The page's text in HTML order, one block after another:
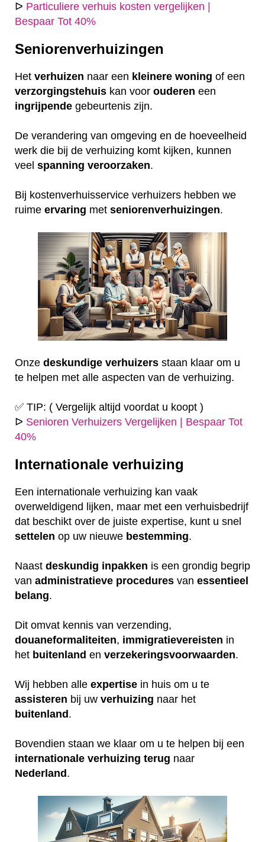
ᐅ Particuliere verhuis kosten vergelijken |
Bespaar Tot 40%
Seniorenverhuizingen
Het verhuizen naar een kleinere woning of een
verzorgingstehuis kan voor ouderen een
ingrijpende gebeurtenis zijn.
De verandering van omgeving en de hoeveelheid
werk die bij de verhuizing komt kijken, kunnen
veel spanning veroorzaken.
Bij kostenverhuisservice verhuizers hebben we
ruime ervaring met seniorenverhuizingen.
Onze deskundige verhuizers staan klaar om u
te helpen met alle aspecten van de verhuizing.
✅ TIP: ( Vergelijk altijd voordat u koopt )
ᐅ Senioren Verhuizers Vergelijken | Bespaar Tot
40%
Internationale verhuizing
Een internationale verhuizing kan vaak
overweldigend lijken, maar met een verhuisbedrijf
dat beschikt over de juiste expertise, kunt u snel
settelen op uw nieuwe bestemming.
Naast deskundig inpakken is een grondig begrip
van administratieve procedures van essentieel
belang.
Dit omvat kennis van verzending,
douaneformaliteiten, immigratievereisten in
het buitenland en verzekeringsvoorwaarden.
Wij hebben alle expertise in huis om u te
assisteren bij uw verhuizing naar het
buitenland.
Bovendien staan we klaar om u te helpen bij een
internationale verhuizing terug naar
Nederland.